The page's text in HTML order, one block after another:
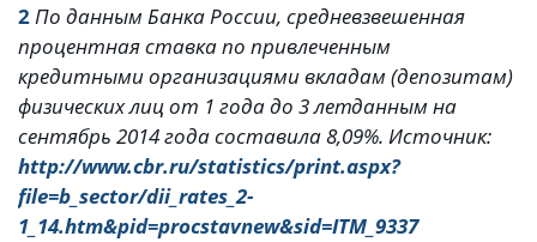
2По данным Банка России, средневзвешенная
процентная ставка по привлеченным
кредитными организациями вкладам (депозитам)
физических лиц от 1 года до 3 летданным на
сентябрь 2014 года составила 8,09%. Источник:
http://www.cbr.ru/statistics/print.aspx?
file=b_sector/dii_rates_2-
1_14.htm&pid=procstavnew&sid=ITM_9337